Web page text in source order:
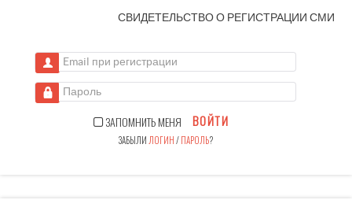
СВИДЕТЕЛЬСТВО О РЕГИСТРАЦИИСМИ
Email при регистрации
Пароль
ЗАПОМНИТЬ МЕНЯ ВОЙТИ
ЗАБЫЛИ ЛОГИН/ПАРОЛЬ?